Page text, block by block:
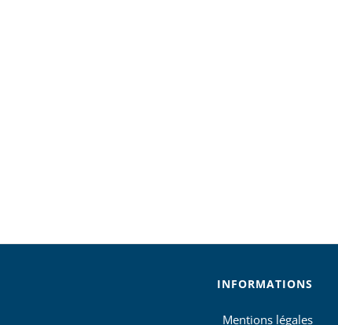
INFORMATIONS
Mentions légales